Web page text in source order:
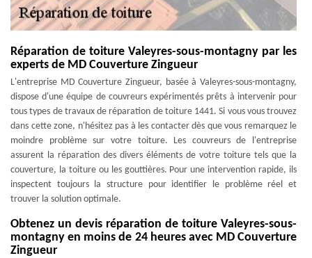
Réparation de toiture Valeyres-sous-montagny par les
experts de MD Couverture Zingueur
L'entreprise MD Couverture Zingueur, basée à Valeyres-sous-montagny,
dispose d'une équipe de couvreurs expérimentés prêts à intervenir pour
tous types de travaux de réparation de toiture 1441. Si vous vous trouvez
dans cette zone, n'hésitez pas à les contacter dès que vous remarquez le
moindre problème sur votre toiture. Les couvreurs de l'entreprise
assurent la réparation des divers éléments de votre toiture tels que la
couverture, la toiture ou les gouttières. Pour une intervention rapide, ils
inspectent toujours la structure pour identifier le problème réel et
trouver la solution optimale.
Obtenez un devis réparation de toiture Valeyres-sous-
montagny en moins de 24 heures avec MD Couverture
Zingueur